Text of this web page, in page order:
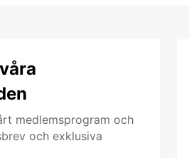
medlemsprogram och
och exklusiva